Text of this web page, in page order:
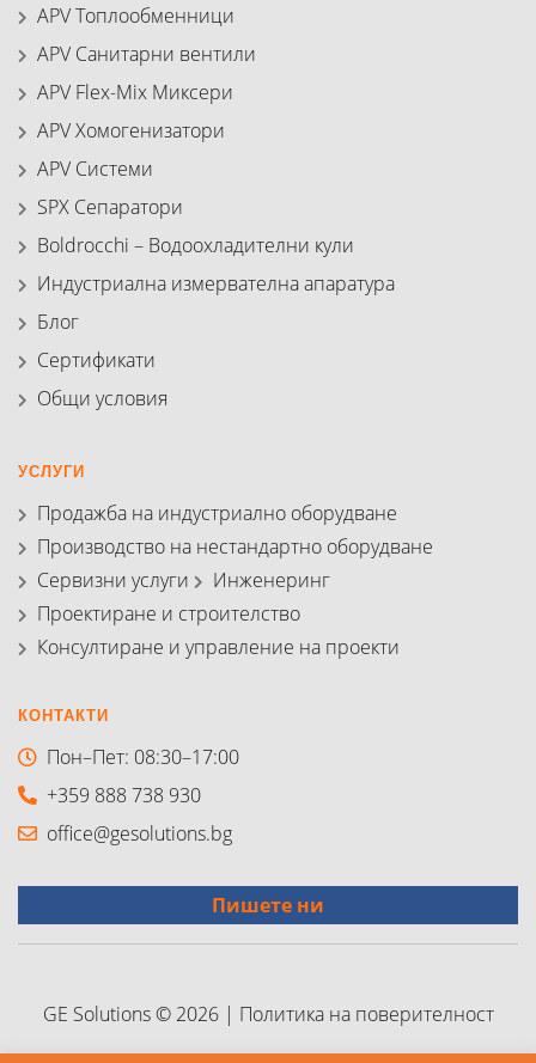
APV Топлообменници
APV Санитарни вентили
APV Flex-Mix Миксери
APV Хомогенизатори
APV Системи
SPX Сепаратори
Boldrocchi – Водоохладителни кули
Индустриална измервателна апаратура
Блог
Сертификати
Общи условия
УСЛУГИ
Продажба на индустриално оборудване
Производство на нестандартно оборудване
Сервизни услуги
Инженеринг
Проектиране и строителство
Консултиране и управление на проекти
КОНТАКТИ
Пон–Пет: 08:30–17:00
+359 888 738 930
office@gesolutions.bg
Пишете ни
GE Solutions © 2026| Политика на поверителност